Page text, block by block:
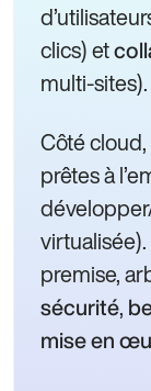
clics) et
multi-sites).
Côté
prêtes à
premise,
sécurité,
mise en